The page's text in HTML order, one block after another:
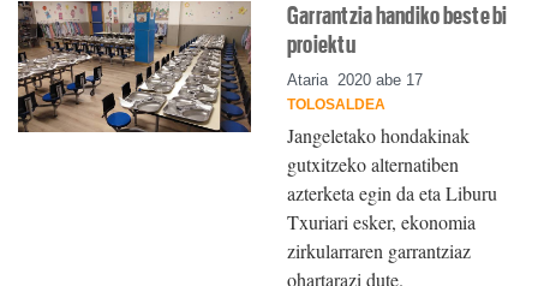
Garrantzia handiko beste bi
proiektu
Ataria 2020 abe 17
TOLOSALDEA
Jangeletako hondakinak
gutxitzeko alternatiben
azterketa egin da eta Liburu
Txuriari esker, ekonomia
zirkularraren garrantziaz
ohartarazi dute.